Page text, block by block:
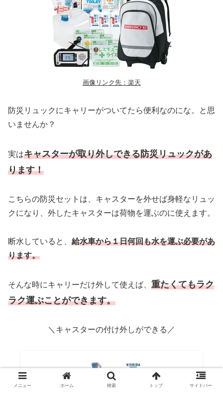
画像リンク先：楽天
防災リュックにキャリーがついてたら便利なのにな。と思
いませんか？
実はキャスターが取り外しできる防災リュックがあ
ります！
こちらの防災セットは、キャスターを外せば身軽なリュッ
クになり、外したキャスターは荷物を運ぶのに使えます。
断水していると、 給水車から１日何回も水を運ぶ必要があ
ります。
そんな時にキャリーだけ外して使えば、 重たくてもラク
ラク運ぶことができます。
＼キャスターの付け外しができる／
メニュー ホーム 検索 トップ サイドバー